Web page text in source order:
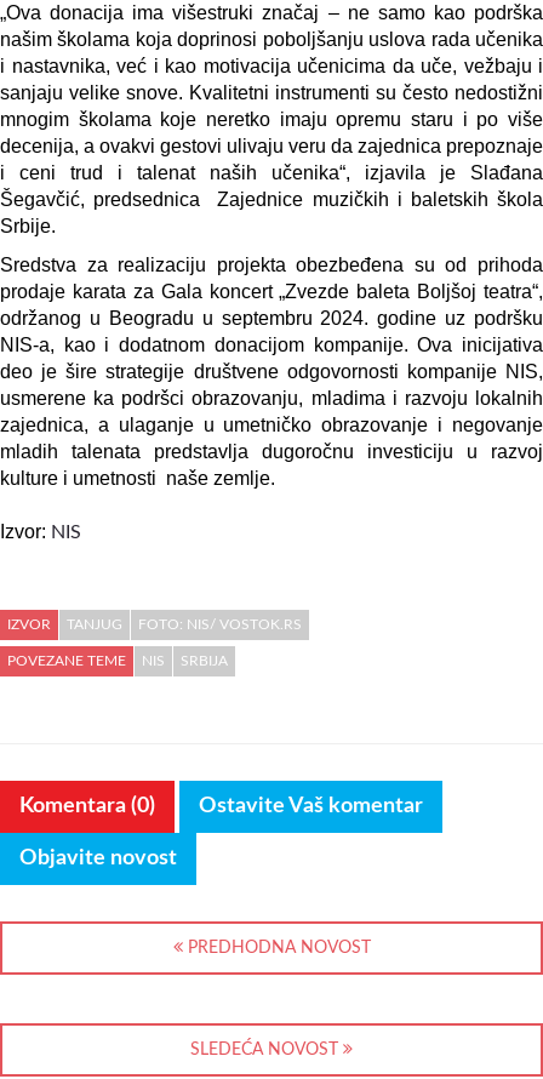
„Ova donacija ima višestruki značaj – ne samo kao podrška
našim školama koja doprinosi poboljšanju uslova rada učenika
i nastavnika, već i kao motivacija učenicima da uče, vežbaju i
sanjaju velike snove. Kvalitetni instrumenti su često nedostižni
mnogim školama koje neretko imaju opremu staru i po više
decenija, a ovakvi gestovi ulivaju veru da zajednica prepoznaje
i ceni trud i talenat naših učenika“, izjavila je Slađana
Šegavčić, predsednica Zajednice muzičkih i baletskih škola
Srbije.
Sredstva za realizaciju projekta obezbeđena su od prihoda
prodaje karata za Gala koncert„Zvezde baleta Boljšoj teatra“,
održanog u Beogradu u septembru 2024. godine uz podršku
NIS-a, kao i dodatnom donacijom kompanije. Ova inicijativa
deo je šire strategije društvene odgovornosti kompanije NIS,
usmerene ka podršci obrazovanju, mladima i razvoju lokalnih
zajednica, a ulaganje u umetničko obrazovanje i negovanje
mladih talenata predstavlja dugoročnu investiciju u razvoj
kulture i umetnosti naše zemlje.
Izvor: NIS
IZVOR TANJUG FOTO: NIS/ VOSTOK.RS
POVEZANE TEME NIS SRBIJA
Komentara (0) Ostavite Vaš komentar
Objavite novost
PREDHODNA NOVOST
SLEDEĆA NOVOST